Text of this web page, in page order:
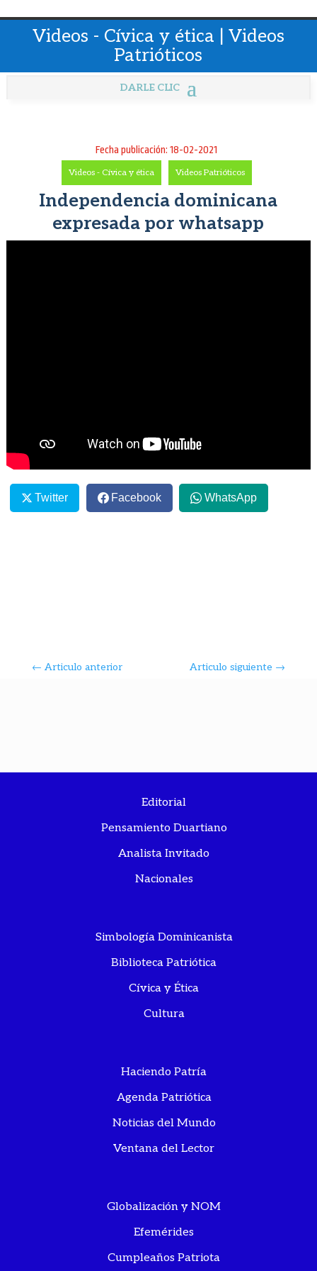
Videos - Cívica y ética | Videos
Patrióticos
Fecha publicación: 18-02-2021
Videos - Cívica y ética Videos Patrióticos
Independencia dominicana
expresada por whatsapp
Twitter Facebook WhatsApp
← Articulo anterior Articulo siguiente →
Editorial
Pensamiento Duartiano
Analista Invitado
Nacionales
Simbología Dominicanista
Biblioteca Patriótica
Cívica y Ética
Cultura
Haciendo Patría
Agenda Patriótica
Noticias del Mundo
Ventana del Lector
Globalización y NOM
Efemérides
Cumpleaños Patriota